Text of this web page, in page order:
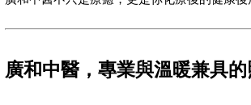
廣和中醫，專業與溫暖兼具